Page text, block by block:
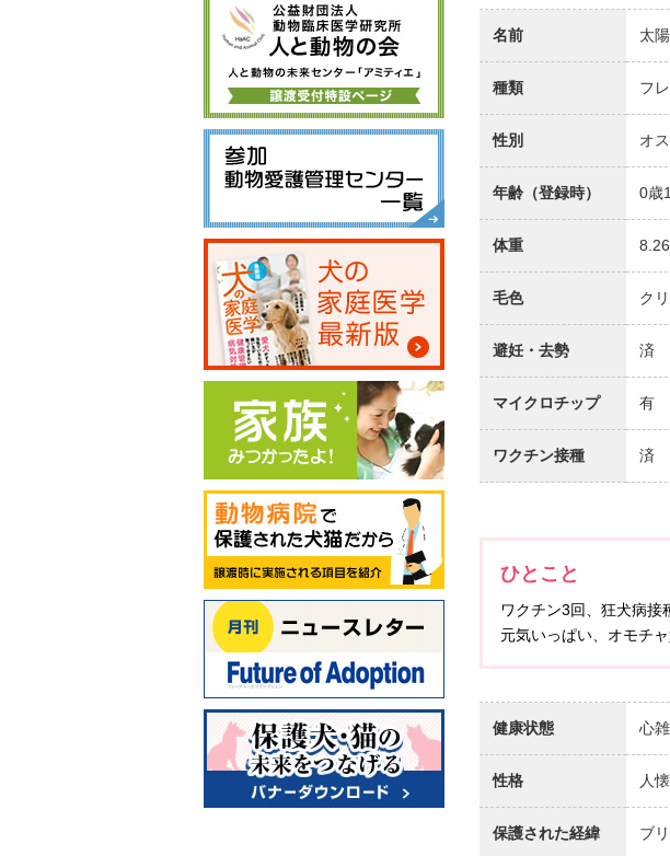
送信すると、あ
名前 太陽
種類 フ
性別 オ
年齢（登録時） 0歳
体重
毛色 ク
避妊・去勢 済
マイクロチップ 有
ワクチン接種 済
ひとこと
ワクチン3回、狂犬病接
元気いっぱい、オモチ
健康状態 心
性格 人
保護された経緯 ブ